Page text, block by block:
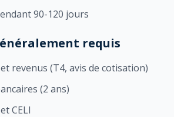
90-120 jours
requis
revenus (T4, avis de cotisation)
(2 ans)
CELI